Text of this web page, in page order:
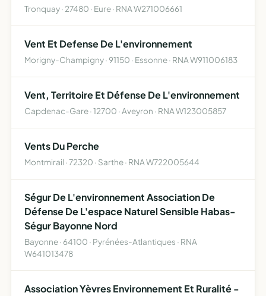
Tronquay · 27480 · Eure · RNA W271006661
Vent Et Defense De L'environnement
Morigny-Champigny · 91150 · Essonne · RNA W911006183
Vent, Territoire Et Défense De L'environnement
Capdenac-Gare · 12700 · Aveyron · RNA W123005857
Vents Du Perche
Montmirail · 72320 · Sarthe · RNA W722005644
Ségur De L'environnement Association De
Défense De L'espace Naturel Sensible Habas-
Ségur Bayonne Nord
Bayonne · 64100 · Pyrénées-Atlantiques · RNA
W641013478
Association Yèvres Environnement Et Ruralité -